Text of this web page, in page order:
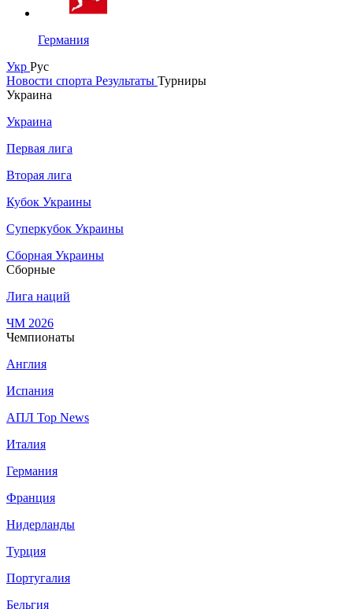
Германия
Укр Рус
Новости спорта Результаты Турниры
Украина
Украина
Первая лига
Вторая лига
Кубок Украины
Суперкубок Украины
Сборная Украины
Сборные
Лига наций
ЧМ 2026
Чемпионаты
Англия
Испания
АПЛ Top News
Италия
Германия
Франция
Нидерланды
Турция
Португалия
Бельгия